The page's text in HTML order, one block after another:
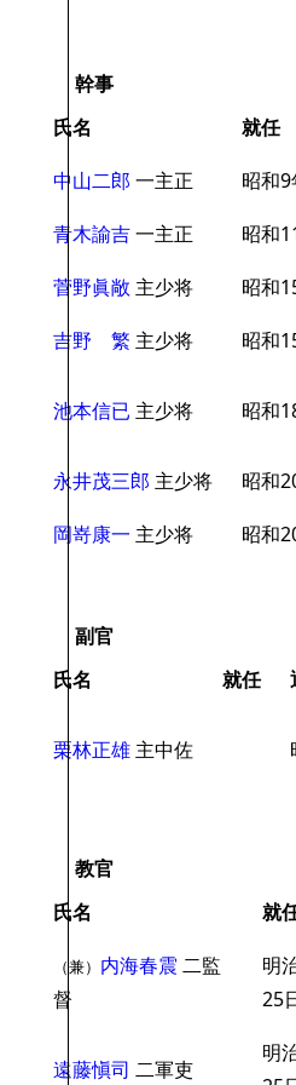
幹事
氏名
就任
中山二郎 一主正 昭和
青木諭吉一主正 昭和
菅野眞敞 主少将 昭和
吉野 繁 主少将 昭和
池本信已 主少将 昭和
永井茂三郎 主少将 昭和
岡嵜康一 主少将 昭和
副官
氏名
就任
栗林正雄 主中佐
教官
氏名
就
（兼） 内海春震 二監
督
明
25
遠藤愼司 二軍吏
明